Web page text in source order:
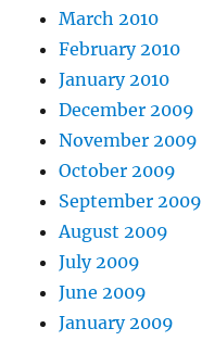
March 2010
February 2010
January 2010
December 2009
November 2009
October 2009
September 2009
August 2009
July 2009
June 2009
January 2009